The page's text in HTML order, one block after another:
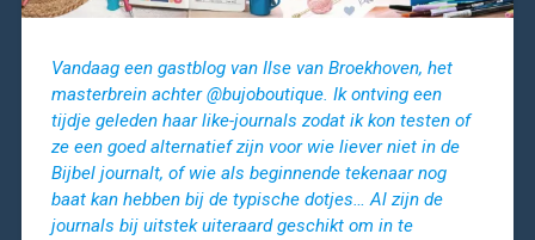
Vandaag een gastblog van Ilse van Broekhoven, het
masterbrein achter @bujoboutique. Ik ontving een
tijdje geleden haar like-journals zodat ik kon testen of
ze een goed alternatief zijn voor wie liever niet in de
Bijbel journalt, of wie als beginnende tekenaar nog
baat kan hebben bij de typische dotjes… Al zijn de
journals bij uitstek uiteraard geschikt om in te